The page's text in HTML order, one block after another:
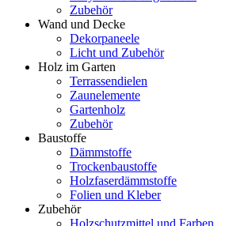
Zubehör
Wand und Decke
Dekorpaneele
Licht und Zubehör
Holz im Garten
Terrassendielen
Zaunelemente
Gartenholz
Zubehör
Baustoffe
Dämmstoffe
Trockenbaustoffe
Holzfaserdämmstoffe
Folien und Kleber
Zubehör
Holzschutzmittel und Farben